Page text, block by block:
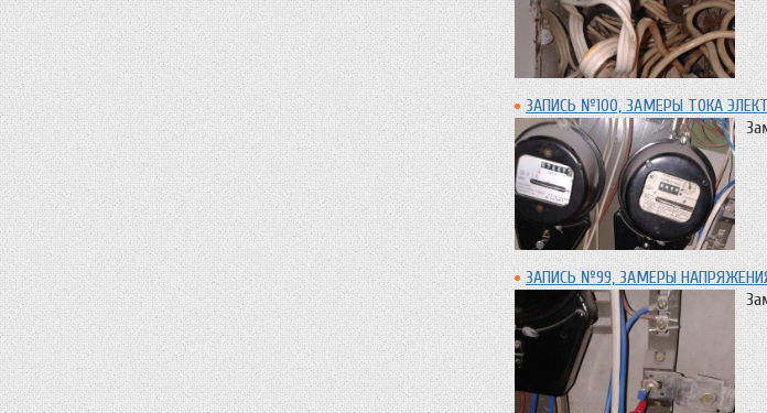
ЗАПИСЬ №100, ЗАМЕРЫ ТОКА
ЗАПИСЬ №99, ЗАМЕРЫ